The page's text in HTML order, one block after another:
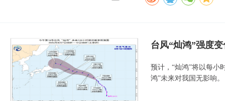
台风“灿鸿”强度
预计，“灿鸿”将以每小
鸿”未来对我国无影响。